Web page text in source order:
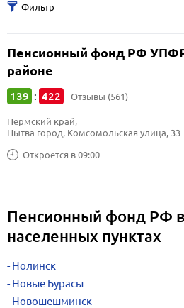
Пенсионный фонд РФ
районе
139 : 422 Отзывы (561)
Откроется в 09:00
Пермский край,
Нытва город, Комсомольская улица, 33
Пенсионный фонд РФ
населенных пунктах
Нолинск
Новые Бурасы
Новошешминск